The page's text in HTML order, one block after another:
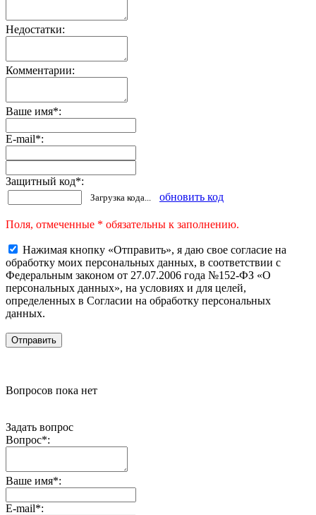
Недостатки:
Комментарии:
Ваше имя*:
E-mail*:
Защитный код*:
Загрузка кода... обновить код
Поля, отмеченные * обязательны к заполнению.
Нажимая кнопку «Отправить», я даю свое согласие на
обработку моих персональных данных, в соответствии с
Федеральным законом от 27.07.2006 года №152-ФЗ «О
персональных данных», на условиях и для целей,
определенных в Согласии на обработку персональных
данных.
Вопросов пока нет
Задать вопрос
Вопрос*:
Ваше имя*:
E-mail*: